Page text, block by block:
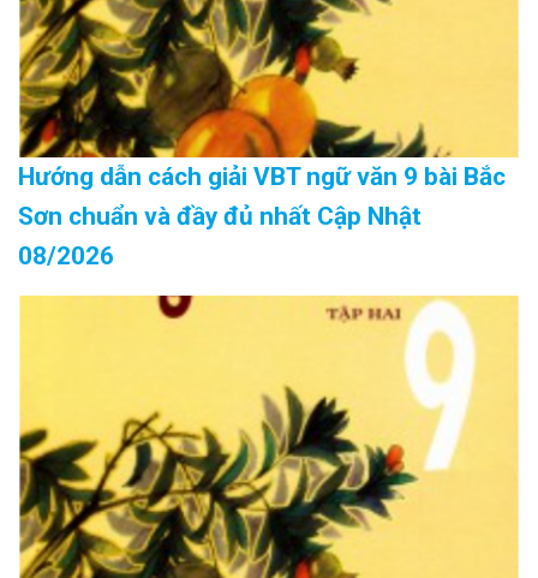
Hướng dẫn cách giải VBT ngữ văn 9 bài Bắc
Sơn chuẩn và đầy đủ nhất Cập Nhật
08/2026